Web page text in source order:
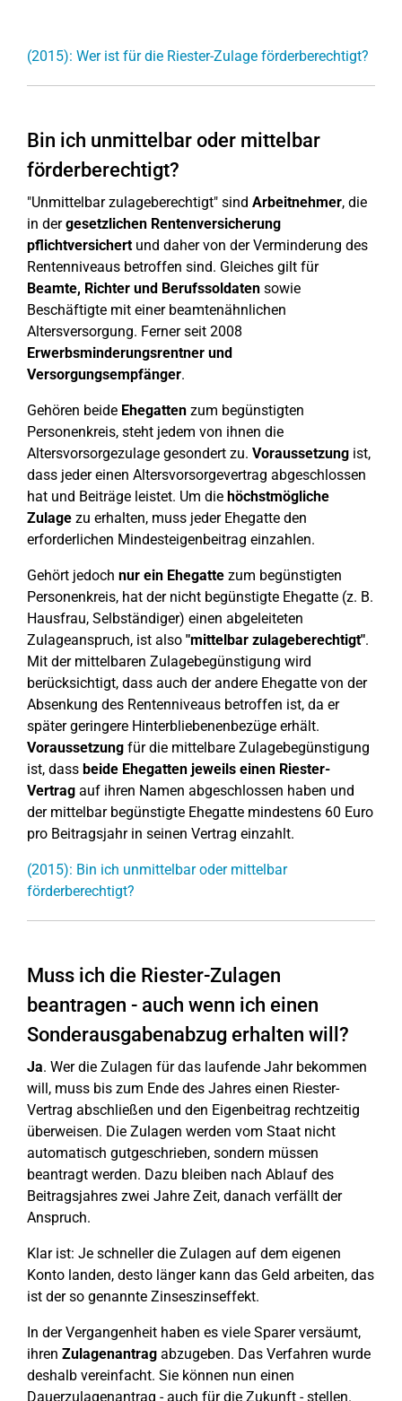
(2015): Wer ist für die Riester-Zulage förderberechtigt?
Bin ich unmittelbar oder mittelbar
förderberechtigt?
"Unmittelbar zulageberechtigt" sind Arbeitnehmer, die
in dergesetzlichen Rentenversicherung
pflichtversichertund daher von der Verminderung des
Rentenniveaus betroffen sind. Gleiches gilt für
Beamte, Richter und Berufssoldaten sowie
Beschäftigte mit einer beamtenähnlichen
Altersversorgung. Ferner seit 2008
Erwerbsminderungsrentner und
Versorgungsempfänger.
Gehören beide Ehegatten zum begünstigten
Personenkreis, steht jedem von ihnen die
Altersvorsorgezulage gesondert zu. Voraussetzung ist,
dass jeder einen Altersvorsorgevertrag abgeschlossen
hat und Beiträge leistet. Um die höchstmögliche
Zulage zu erhalten, muss jeder Ehegatte den
erforderlichen Mindesteigenbeitrag einzahlen.
Gehört jedoch nur ein Ehegatte zum begünstigten
Personenkreis, hat der nicht begünstigte Ehegatte (z. B.
Hausfrau, Selbständiger) einen abgeleiteten
Zulageanspruch, ist also "mittelbar zulageberechtigt".
Mit der mittelbaren Zulagebegünstigung wird
berücksichtigt, dass auch der andere Ehegatte von der
Absenkung des Rentenniveaus betroffen ist, da er
später geringere Hinterbliebenenbezüge erhält.
Voraussetzung für die mittelbare Zulagebegünstigung
ist, dass beide Ehegatten jeweils einen Riester-
Vertrag auf ihren Namen abgeschlossen haben und
der mittelbar begünstigte Ehegatte mindestens 60 Euro
pro Beitragsjahr in seinen Vertrag einzahlt.
(2015): Bin ich unmittelbar oder mittelbar
förderberechtigt?
Muss ich die Riester-Zulagen
beantragen - auch wenn ich einen
Sonderausgabenabzug erhalten will?
Ja. Wer die Zulagen für das laufende Jahr bekommen
will, muss bis zum Ende des Jahres einen Riester-
Vertrag abschließen und den Eigenbeitrag rechtzeitig
überweisen. Die Zulagen werden vom Staat nicht
automatisch gutgeschrieben, sondern müssen
beantragt werden. Dazu bleiben nach Ablauf des
Beitragsjahres zwei Jahre Zeit, danach verfällt der
Anspruch.
Klar ist: Je schneller die Zulagen auf dem eigenen
Konto landen, desto länger kann das Geld arbeiten, das
ist der so genannte Zinseszinseffekt.
In der Vergangenheit haben es viele Sparer versäumt,
ihren Zulagenantrag abzugeben. Das Verfahren wurde
deshalb vereinfacht. Sie können nun einen
Dauerzulagenantrag - auch für die Zukunft - stellen.